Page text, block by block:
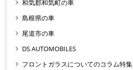
和気郡和気町の車
島根県の車
尾道市の車
DS AUTOMOBILES
フロントガラスについてのコラム特集